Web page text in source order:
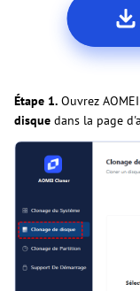
Étape 1. Ouvrez
disque dans la page